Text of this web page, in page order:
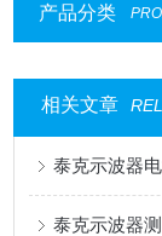
产品分类
相关文章
泰克示波器